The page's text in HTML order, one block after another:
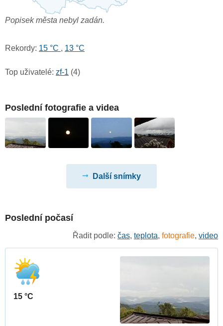
Popisek města nebyl zadán.
Rekordy: 15 °C , 13 °C
Top uživatelé: zf-1 (4)
Poslední fotografie a videa
Další snímky
Poslední počasí
Řadit podle: čas, teplota, fotografie, video
15 °C